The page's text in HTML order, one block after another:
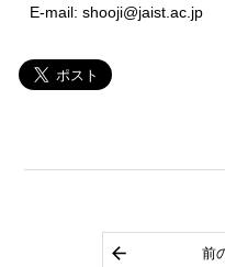
E-mail: shooji@jaist.ac.jp
前